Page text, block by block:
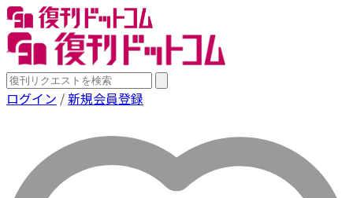
ログイン /新規会員登録